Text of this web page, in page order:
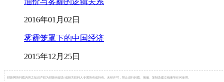
2016年01月02日
雾霾笼罩下的中国经济
2015年12月25日
财新网所刊载内容之知识产权为财新传媒及/或相关权利人专属所有或持有。未经许可，禁止进行转载、摘编、复制及建立镜像等任何使用。